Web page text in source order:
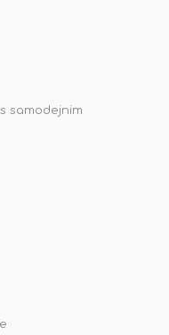
samodejnim